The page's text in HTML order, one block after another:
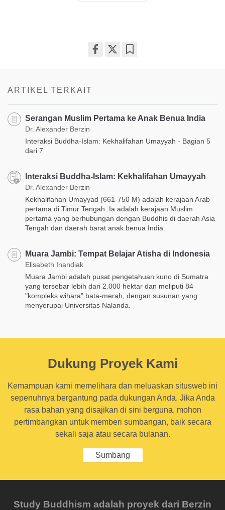
ARTIKEL TERKAIT
Serangan Muslim Pertama ke Anak Benua India
Dr. Alexander Berzin
Interaksi Buddha-Islam: Kekhalifahan Umayyah - Bagian 5
dari 7
Interaksi Buddha-Islam: Kekhalifahan Umayyah
Dr. Alexander Berzin
Kekhalifahan Umayyad (661-750 M) adalah kerajaan Arab
pertama di Timur Tengah. Ia adalah kerajaan Muslim
pertama yang berhubungan dengan Buddhis di daerah Asia
Tengah dan daerah barat anak benua India.
Muara Jambi: Tempat Belajar Atisha di Indonesia
Elisabeth Inandiak
Muara Jambi adalah pusat pengetahuan kuno di Sumatra
yang tersebar lebih dari 2.000 hektar dan meliputi 84
"kompleks wihara" bata-merah, dengan susunan yang
menyerupai Universitas Nalanda.
Dukung Proyek Kami
Kemampuan kami memelihara dan meluaskan situsweb ini
sepenuhnya bergantung pada dukungan Anda. Jika Anda
rasa bahan yang disajikan di sini berguna, mohon
pertimbangkan untuk memberi sumbangan, baik secara
sekali saja atau secara bulanan.
Sumbang
Study Buddhism adalah proyek dari Berzin